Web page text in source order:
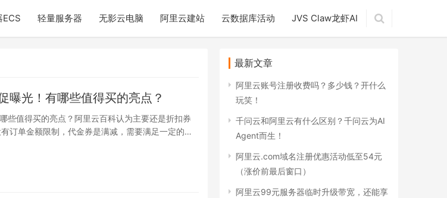
ECS 轻量服务器 无影云电脑 阿里云建站 云数据库活动 JVS Claw龙虾AI
曝光！有哪些值得买的亮点？
些值得买的亮点？阿里云百科认为主要还是折扣券
订单金额限制，代金券是满减，需要满足一定的订
最新文章
阿里云账号注册收费吗？多少钱？开什么
玩笑！
千问云和阿里云有什么区别？千问云为AI
Agent而生！
阿里云.com域名注册优惠活动低至54元
（涨价前最后窗口）
阿里云99元服务器临时升级带宽，还能享